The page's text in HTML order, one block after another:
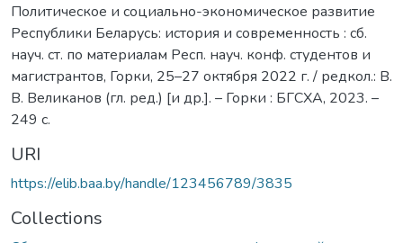
Политическое и социально-экономическое развитие
Республики Беларусь: история и современность : сб.
науч. ст. по материалам Респ. науч. конф. студентов и
магистрантов, Горки, 25–27 октября 2022 г. / редкол.: В.
В. Великанов (гл. ред.) [и др.]. – Горки : БГСХА, 2023. –
249 с.
URI
https://elib.baa.by/handle/123456789/3835
Collections